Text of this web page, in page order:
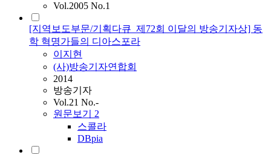
Vol.2005 No.1
[지역보도부문/기획다큐_제72회 이달의 방송기자상] 동
학 혁명가들의 디아스포라
이지현
(사)방송기자연합회
2014
방송기자
Vol.21 No.-
원문보기 2
스콜라
DBpia